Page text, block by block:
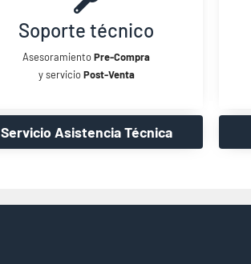
Soporte técnico
AsesoramientoPre-Compra
y servicioPost-Venta
Servicio Asistencia Técnica